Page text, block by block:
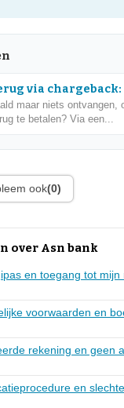
via
maar niets ontvangen,
te betalen? Via een...
ook(0)
over Asn bank
en toegang tot mijn
voorwaarden en
rekening en geen
en